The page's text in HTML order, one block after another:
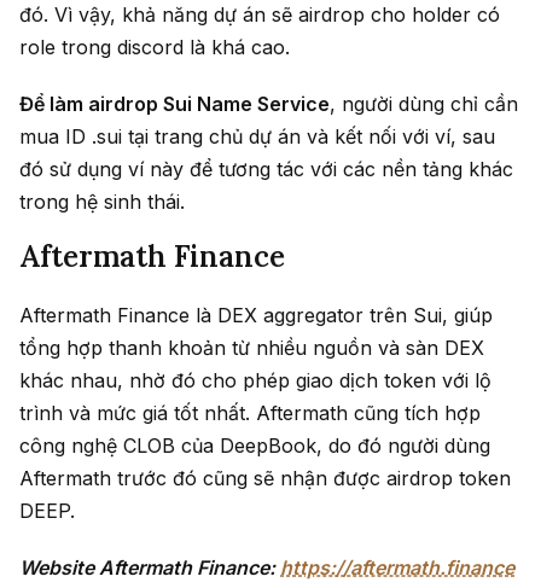
đó. Vì vậy, khả năng dự án sẽ airdrop cho holder có
role trong discord là khá cao.
Để làm airdrop Sui Name Service, người dùng chỉ cần
mua ID .sui tại trang chủ dự án và kết nối với ví, sau
đó sử dụng ví này để tương tác với các nền tảng khác
trong hệ sinh thái.
Aftermath Finance
Aftermath Finance là DEX aggregator trên Sui, giúp
tổng hợp thanh khoản từ nhiều nguồn và sàn DEX
khác nhau, nhờ đó cho phép giao dịch token với lộ
trình và mức giá tốt nhất. Aftermath cũng tích hợp
công nghệ CLOB của DeepBook, do đó người dùng
Aftermath trước đó cũng sẽ nhận được airdrop token
DEEP.
Website Aftermath Finance: https://aftermath.finance